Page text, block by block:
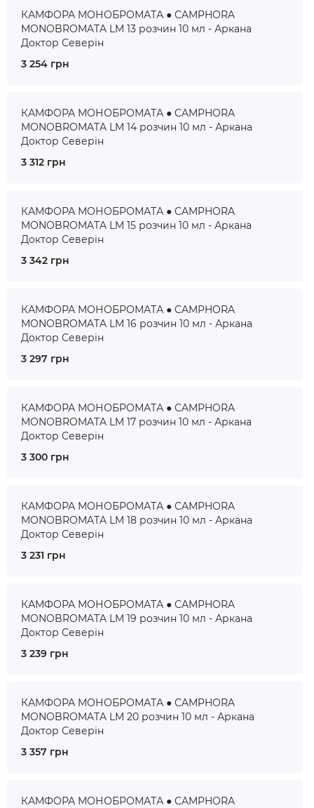
КАМФОРА МОНОБРОМАТА ● CAMPHORA
MONOBROMATA LM 13 розчин 10 мл - Аркана
Доктор Северін
3 254 грн
КАМФОРА МОНОБРОМАТА ● CAMPHORA
MONOBROMATA LM 14 розчин 10 мл - Аркана
Доктор Северін
3 312 грн
КАМФОРА МОНОБРОМАТА ● CAMPHORA
MONOBROMATA LM 15 розчин 10 мл - Аркана
Доктор Северін
3 342 грн
КАМФОРА МОНОБРОМАТА ● CAMPHORA
MONOBROMATA LM 16 розчин 10 мл - Аркана
Доктор Северін
3 297 грн
КАМФОРА МОНОБРОМАТА ● CAMPHORA
MONOBROMATA LM 17 розчин 10 мл - Аркана
Доктор Северін
3 300 грн
КАМФОРА МОНОБРОМАТА ● CAMPHORA
MONOBROMATA LM 18 розчин 10 мл - Аркана
Доктор Северін
3 231 грн
КАМФОРА МОНОБРОМАТА ● CAMPHORA
MONOBROMATA LM 19 розчин 10 мл - Аркана
Доктор Северін
3 239 грн
КАМФОРА МОНОБРОМАТА ● CAMPHORA
MONOBROMATA LM 20 розчин 10 мл - Аркана
Доктор Северін
3 357 грн
КАМФОРА МОНОБРОМАТА ● CAMPHORA